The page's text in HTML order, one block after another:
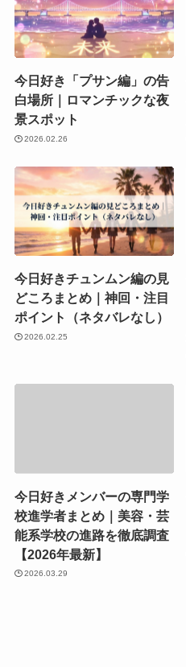
今日好き「プサン編」の告
白場所｜ロマンチックな夜
景スポット
2026.02.26
今日好きチュンムン編の見
どころまとめ｜神回・注目
ポイント（ネタバレなし）
2026.02.25
今日好きメンバーの専門学
校進学者まとめ｜美容・芸
能系学校の進路を徹底調査
【2026年最新】
2026.03.29